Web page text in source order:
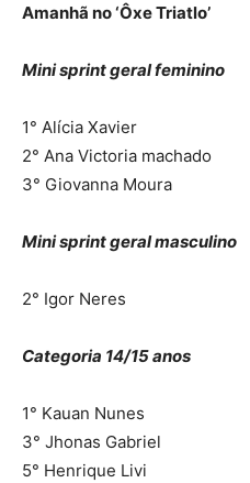
Amanhã no ‘Ôxe Triatlo’
Mini sprint geral feminino
1° Alícia Xavier
2° Ana Victoria machado
3° Giovanna Moura
Mini sprint geral masculino
2° Igor Neres
Categoria 14/15 anos
1° Kauan Nunes
3° Jhonas Gabriel
5° Henrique Livi